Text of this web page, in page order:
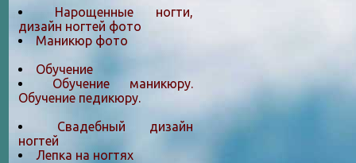
Нарощенные ногти,
дизайн ногтей фото
Маникюр фото
Обучение
Обучение маникюру.
Обучение педикюру.
Свадебный дизайн
ногтей
Лепка на ногтяx